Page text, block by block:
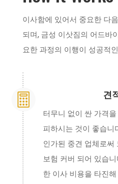
이사함에 있어서 중요한 다
되며, 금성 이삿짐의 어드바
요한 과정의 이행이 성공적
 견
터무니 없이 싼 가격
피하시는 것이 좋습
인가된 중견 업체로써
보험 커버 되어 있습
한 이사 비용을 타진